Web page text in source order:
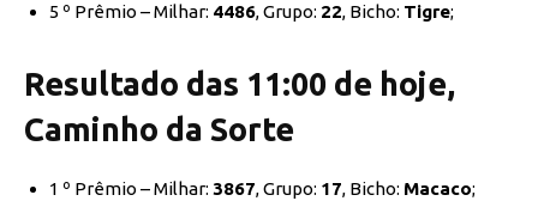
5 º Prêmio – Milhar: 4486, Grupo: 22, Bicho: Tigre;
Resultado das 11:00 de hoje,
Caminho da Sorte
1 º Prêmio – Milhar: 3867, Grupo: 17, Bicho: Macaco;